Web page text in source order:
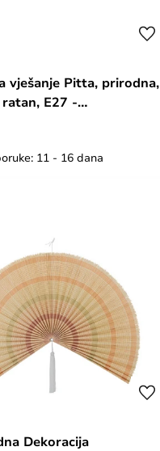
vješanje Pitta, prirodna,
E27 -
11 - 16 dana
Dekoracija